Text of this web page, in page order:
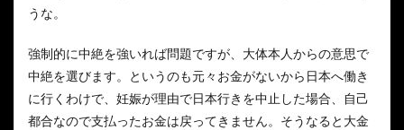
うな。
強制的に中絶を強いれば問題ですが、大体本人からの意思で
中絶を選びます。というのも元々お金がないから日本へ働き
に行くわけで、妊娠が理由で日本行きを中止した場合、自己
都合なので支払ったお金は戻ってきません。そうなると大金